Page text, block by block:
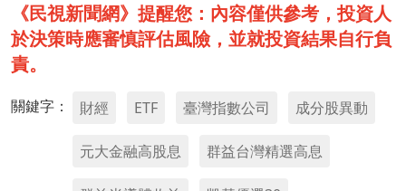
《民視新聞網》提醒您：內容僅供參考，投資人
於決策時應審慎評估風險，並就投資結果自行負
責。
關鍵字： 財經 ETF 臺灣指數公司 成分股異動
元大金融高股息 群益台灣精選高息